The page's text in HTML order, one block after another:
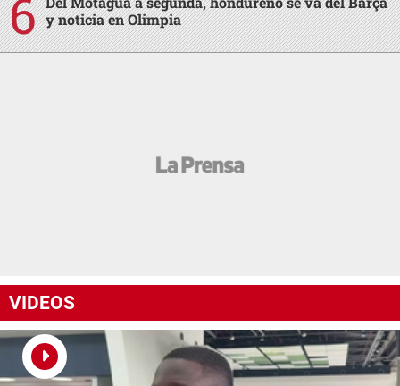
y noticia en Olimpia
VIDEOS